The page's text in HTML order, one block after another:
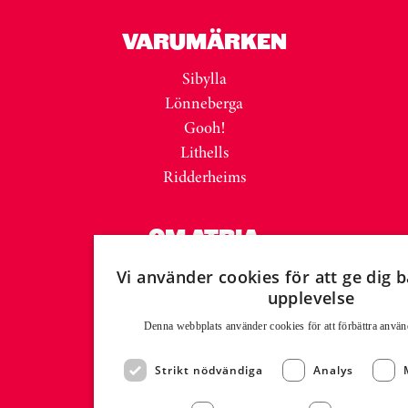
VARUMÄRKEN
Sibylla
Lönneberga
Gooh!
Lithells
Ridderheims
OM ATRIA
Varumärken
Historia
Hållbarhetsrapport
Integritetspolicy
Vi använder cookies för att ge dig
upplevelse
Denna webbplats använder cookies för att för­bättra
Strikt nödvändiga Analys